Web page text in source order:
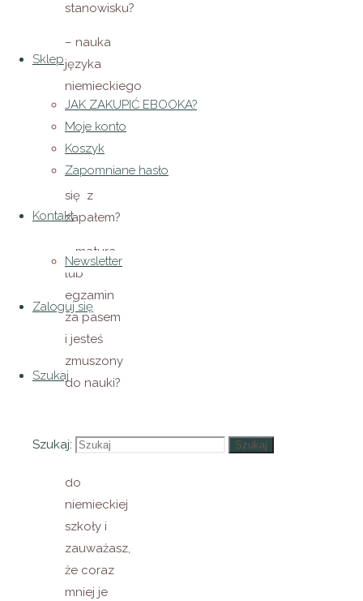
Sklep
JAK ZAKUPIĆ EBOOKA?
Moje konto
Koszyk
Zapomniane hasło
Kontakt
Newsletter
Zaloguj się
Szukaj
Szukaj: Szukaj
stanowisku?
– nauka
języka
niemieckiego
sprawia
Ci
przyjemność
i uczysz
się z
zapałem?
– matura
lub
egzamin
za pasem
i jesteś
zmuszony
do nauki?
dziecko
do
niemieckiej
szkoły i
zauważasz,
że coraz
mniej je